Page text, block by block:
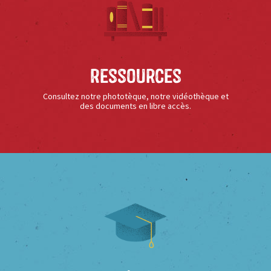
Ressources
Consultez notre phototèque, notre vidéothèque et
des documents en libre accès.